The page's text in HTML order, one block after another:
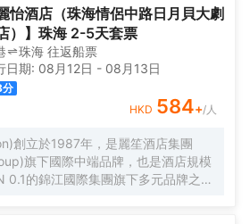
醇飲和歡樂聚會的理想之地。<br>酒店
置優越，鄰近珠海斗門旅遊勝地御温
古街、金台寺等著名景點，與富山工業
機場僅40分鐘車程，與橫琴粵澳深合區
，您可步行至“全國文明村”夏村村落，仿
康熙年，當年有莫、譚兩姓人家在夏村
蟠溪；村場地形似龍船，因而稱為“龍蟠
村（取同音“下”），一直沿用至今。
適床品，奢想與呵護無處不在。無論是商
的入住時光愜意而充盈。<br>正在裝修
善商業設施，特色餐飲、生活配套與休閒
醇飲和歡樂聚會的理想之地。<br>酒店
置優越，鄰近珠海斗門旅遊勝地御温
古街、金台寺等著名景點，與富山工業
機場僅40分鐘車程，與橫琴粵澳深合區
康熙年，當年有莫、譚兩姓人家在夏村
蟠溪；村場地形似龍船，因而稱為“龍蟠
因村場設在網山（當時網山村全村人都是
麗怡酒店（珠海情侶中路日月貝大劇
）】珠海 2-5天套票
珠海 往返船票
日期: 08月12日 - 08月13日
分
HKD 584+/人
創立於1987年，是麗笙酒店集團
旗下國際中端品牌，也是酒店規模
0.1的錦江國際集團旗下多元品牌之